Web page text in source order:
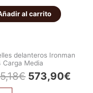
al carrito
delanteros Ironman
Carga Media
€ 573,90€